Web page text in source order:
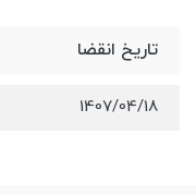
تاریخ انقضا
1407/04/18